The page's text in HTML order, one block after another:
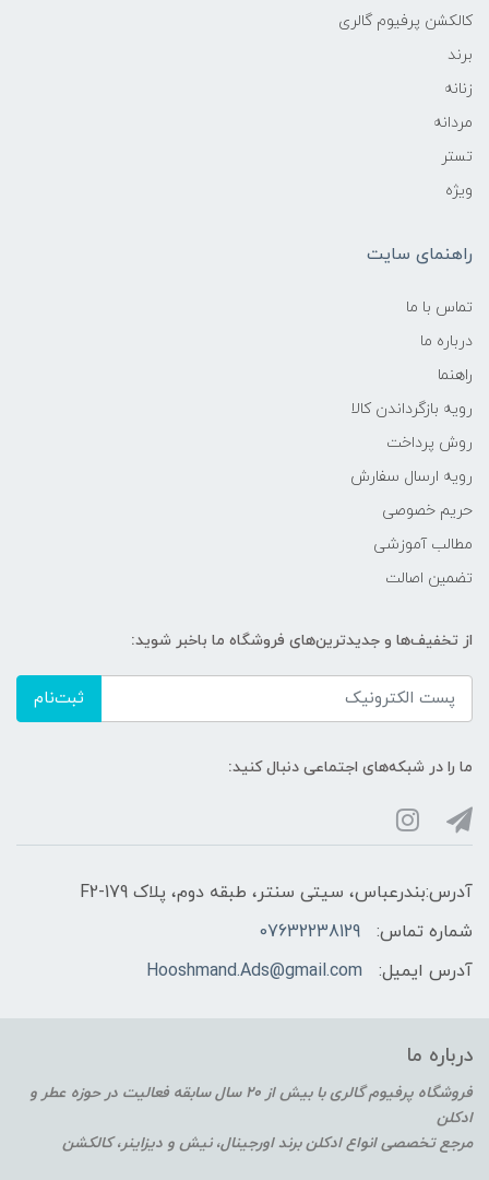
کالکشن پرفیوم گالری
برند
زنانه
مردانه
تستر
ویژه
راهنمای سایت
تماس با ما
درباره ما
راهنما
رویه‌ بازگرداندن کالا
روش پرداخت
رویه ارسال سفارش
حریم خصوصی
مطالب آموزشی
تضمین اصالت
از تخفیف‌ها و جدیدترین‌های فروشگاه ما باخبر شوید:
ثبت‌نام
ما را در شبکه‌های اجتماعی دنبال کنید:
آدرس:بندرعباس، سیتی سنتر، طبقه دوم، پلاک F2-179
شماره تماس:
07632238129
آدرس ایمیل:
Hooshmand.Ads@gmail.com
درباره ما
فروشگاه پرفیوم گالری با بیش از 20 سال سابقه فعالیت در حوزه عطر و
ادکلن
مرجع تخصصی انواع ادکلن برند اورجینال، نیش و دیزاینر، کالکشن